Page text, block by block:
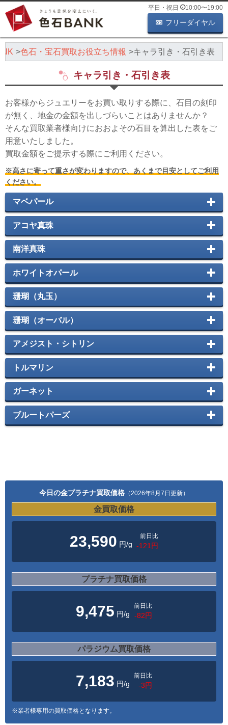
平日・祝日 10:00〜19:00
フリーダイヤル
色石・宝石買取お役立ち情報 キャラ引き・石引き表
キャラ引き・石引き表
お客様からジュエリーをお買い取りする際に、石目の刻印
が無く、地金の金額を出しづらいことはありませんか？
そんな買取業者様向けにおおよその石目を算出した表をご
用意いたしました。
買取金額をご提示する際にご利用ください。
※高さに寄って重さが変わりますので、あくまで目安としてご利用
ください。
マベパール
アコヤ真珠
南洋真珠
ホワイトオパール
珊瑚（丸玉）
珊瑚（オーバル）
アメジスト・シトリン
トルマリン
ガーネット
ブルートパーズ
今日の金プラチナ買取価格 （2026年8月7日更新）
金買取価格
23,590 円/g
前日比
-121円
プラチナ買取価格
9,475 円/g
前日比
-82円
パラジウム買取価格
7,183 円/g
前日比
-3円
※業者様専用の買取価格となります。